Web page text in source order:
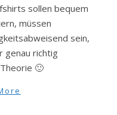
sollen bequem
müssen
sein,
genau richtig
🙂